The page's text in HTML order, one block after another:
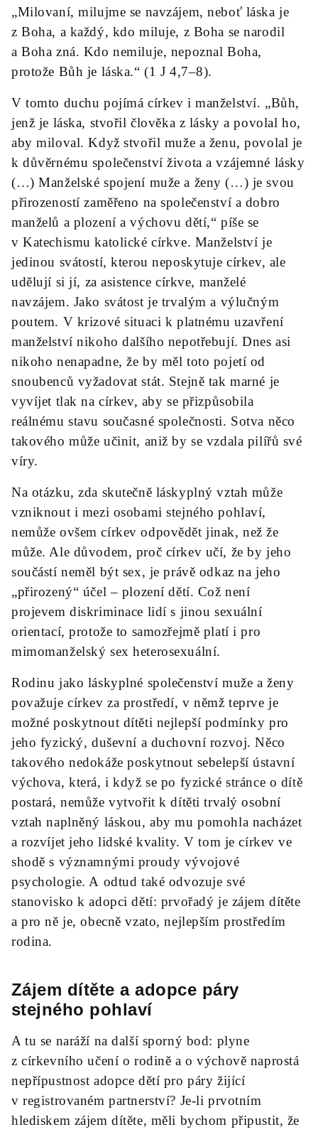
„Milovaní, milujme se navzájem, neboť láska je
z Boha, a každý, kdo miluje, z Boha se narodil
a Boha zná. Kdo nemiluje, nepoznal Boha,
protože Bůh je láska.“ (1 J 4,7–8).
V tomto duchu pojímá církev i manželství. „Bůh,
jenž je láska, stvořil člověka z lásky a povolal ho,
aby miloval. Když stvořil muže a ženu, povolal je
k důvěrnému společenství života a vzájemné lásky
(…) Manželské spojení muže a ženy (…) je svou
přirozeností zaměřeno na společenství a dobro
manželů a plození a výchovu dětí,“ píše se
v Katechismu katolické církve. Manželství je
jedinou svátostí, kterou neposkytuje církev, ale
udělují si jí, za asistence církve, manželé
navzájem. Jako svátost je trvalým a výlučným
poutem. V krizové situaci k platnému uzavření
manželství nikoho dalšího nepotřebují. Dnes asi
nikoho nenapadne, že by měl toto pojetí od
snoubenců vyžadovat stát. Stejně tak marné je
vyvíjet tlak na církev, aby se přizpůsobila
reálnému stavu současné společnosti. Sotva něco
takového může učinit, aniž by se vzdala pilířů své
víry.
Na otázku, zda skutečně láskyplný vztah může
vzniknout i mezi osobami stejného pohlaví,
nemůže ovšem církev odpovědět jinak, než že
může. Ale důvodem, proč církev učí, že by jeho
součástí neměl být sex, je právě odkaz na jeho
„přirozený“ účel – plození dětí. Což není
projevem diskriminace lidí s jinou sexuální
orientací, protože to samozřejmě platí i pro
mimomanželský sex heterosexuální.
Rodinu jako láskyplné společenství muže a ženy
považuje církev za prostředí, v němž teprve je
možné poskytnout dítěti nejlepší podmínky pro
jeho fyzický, duševní a duchovní rozvoj. Něco
takového nedokáže poskytnout sebelepší ústavní
výchova, která, i když se po fyzické stránce o dítě
postará, nemůže vytvořit k dítěti trvalý osobní
vztah naplněný láskou, aby mu pomohla nacházet
a rozvíjet jeho lidské kvality. V tom je církev ve
shodě s významnými proudy vývojové
psychologie. A odtud také odvozuje své
stanovisko k adopci dětí: prvořadý je zájem dítěte
a pro ně je, obecně vzato, nejlepším prostředím
rodina.
Zájem dítěte a adopce páry
stejného pohlaví
A tu se naráží na další sporný bod: plyne
z církevního učení o rodině a o výchově naprostá
nepřípustnost adopce dětí pro páry žijící
v registrovaném partnerství? Je-li prvotním
hlediskem zájem dítěte, měli bychom připustit, že